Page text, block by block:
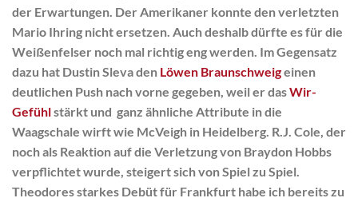
der Erwartungen. Der Amerikaner konnte den verletzten
Mario Ihring nicht ersetzen. Auch deshalb dürfte es für die
Weißenfelser noch mal richtig eng werden. Im Gegensatz
dazu hat Dustin Sleva den Löwen Braunschweigeinen
deutlichen Push nach vorne gegeben, weil er dasWir-
Gefühlstärkt und ganz ähnliche Attribute in die
Waagschale wirft wie McVeigh in Heidelberg. R.J. Cole, der
noch als Reaktion auf die Verletzung von Braydon Hobbs
verpflichtet wurde, steigert sich von Spiel zu Spiel.
Theodores starkes Debüt für Frankfurt habe ich bereits zu